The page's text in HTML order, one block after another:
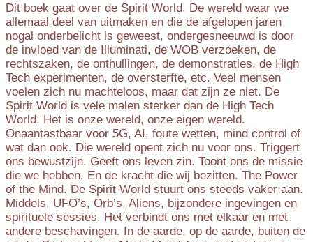
Dit boek gaat over de Spirit World. De wereld waar we
allemaal deel van uitmaken en die de afgelopen jaren
nogal onderbelicht is geweest, ondergesneeuwd is door
de invloed van de Illuminati, de WOB verzoeken, de
rechtszaken, de onthullingen, de demonstraties, de High
Tech experimenten, de oversterfte, etc. Veel mensen
voelen zich nu machteloos, maar dat zijn ze niet. De
Spirit World is vele malen sterker dan de High Tech
World. Het is onze wereld, onze eigen wereld.
Onaantastbaar voor 5G, AI, foute wetten, mind control of
wat dan ook. Die wereld opent zich nu voor ons. Triggert
ons bewustzijn. Geeft ons leven zin. Toont ons de missie
die we hebben. En de kracht die wij bezitten. The Power
of the Mind. De Spirit World stuurt ons steeds vaker aan.
Middels, UFO’s, Orb’s, Aliens, bijzondere ingevingen en
spirituele sessies. Het verbindt ons met elkaar en met
andere beschavingen. In de aarde, op de aarde, buiten de